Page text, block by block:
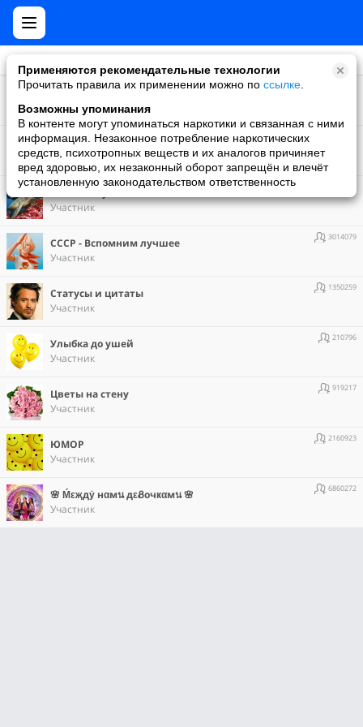
Применяются рекомендательные технологии
Прочитать правила их применении можно по ссылке
Возможны упоминания
В контенте могут упоминаться наркотики и связанная с ними
информация. Незаконное потребление наркотических
средств, психотропных веществ и их аналогов причиняет
вред здоровью, их незаконный оборот запрещён и влечёт
установленную законодательством ответственность
Гид по путешествиям
Участник
Интересные факты
Участник
Планета путешествий
Участник
СССР - Вспомним лучшее
Участник
3014079
Статусы и цитаты
Участник
1350259
Улыбка до ушей
Участник
210796
Цветы на стену
Участник
919217
ЮМОР
Участник
2160923
🌸 Ḿεҗдẏ нαмน дεᏰочҝαмน 🌸
Участник
6860272